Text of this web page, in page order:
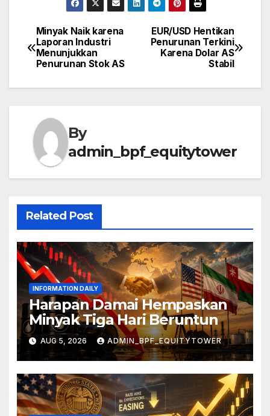
Post
navigation
EUR/USD Hentikan
Penurunan Terkini
Karena Dolar AS
Stabil
Minyak Naik karena
Laporan Industri
Menunjukkan
Penurunan Stok AS
By
admin_bpf_equitytower
Related Post
INFORMATION DAILY
Harapan Damai Hempaskan
Minyak Tiga Hari Beruntun
AUG 5, 2026 ADMIN_BPF_EQUITYTOWER